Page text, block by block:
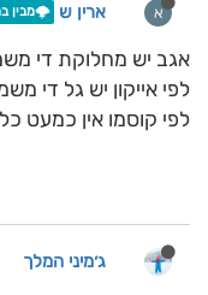
א ארין ש 🌩️מבין
אגב יש מחלוקת די
לפי אייקון יש גל די
לפי קוסמו אין כמעט
ג׳מיני המלך